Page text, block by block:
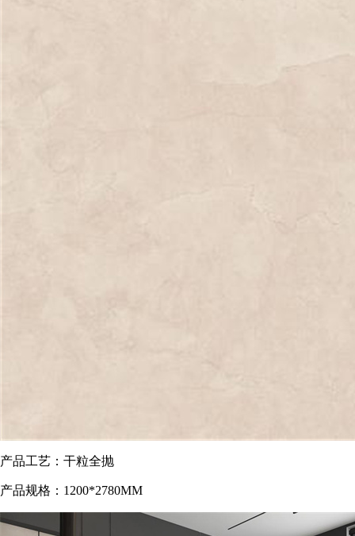
产品工艺：干粒全抛
产品规格： 1200*2780MM